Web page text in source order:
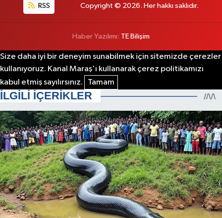
RSS Copyright © 2026. Her hakkı saklıdır.
Haber Yazılımı: TE Bilişim
Size daha iyi bir deneyim sunabilmek için sitemizde çerezler
kullanıyoruz. Kanal Maraş'ı kullanarak çerez politikamızı
kabul etmiş sayılırsınız.
Tamam